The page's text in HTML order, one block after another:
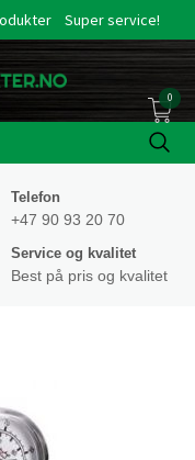
Super service!
0
Telefon
+47 90 93 20 70
Service og kvalitet
Best på pris og kvalitet